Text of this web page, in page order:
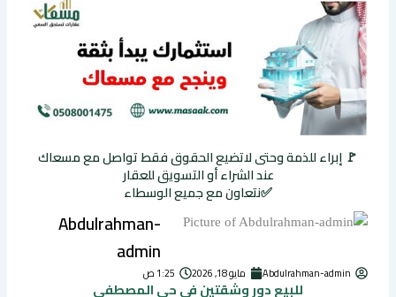
🚩 إبراء للذمة وحتى لاتضيع الحقوق فقط تواصل مع مسعاك
عند الشراء أو التسويق للعقار
✅نتعاون مع جميع الوسطاء
Abdulrahman-
admin
Abdulrahman-admin مايو 18, 2026 1:25 ص
للبيع دور وشقتين في حي المصطفى